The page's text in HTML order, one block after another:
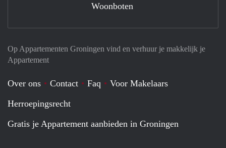
Op Appartementen Groningen vind en verhuur je makkelijk je
Appartement
Over ons Contact Faq
Voor Makelaars
Herroepingsrecht
Gratis je Appartement aanbieden in Groningen
Woonboten